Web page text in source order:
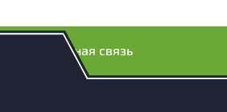
Обратная связь